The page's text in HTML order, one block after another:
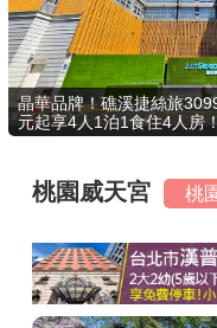
好康優惠
最新消息
最新留言
商家合作
晶華品牌！礁溪捷絲旅
元起享4人1泊1食住4人房
桃園威天宮 桃